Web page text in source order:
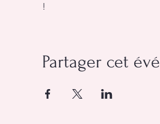
!
Partager cet